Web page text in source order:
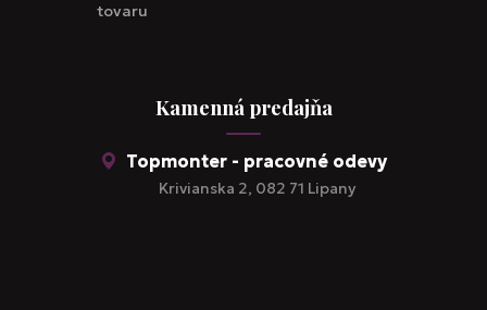
tovaru
Kamenná predajňa
Topmonter - pracovné odevy
Krivianska 2, 082 71 Lipany